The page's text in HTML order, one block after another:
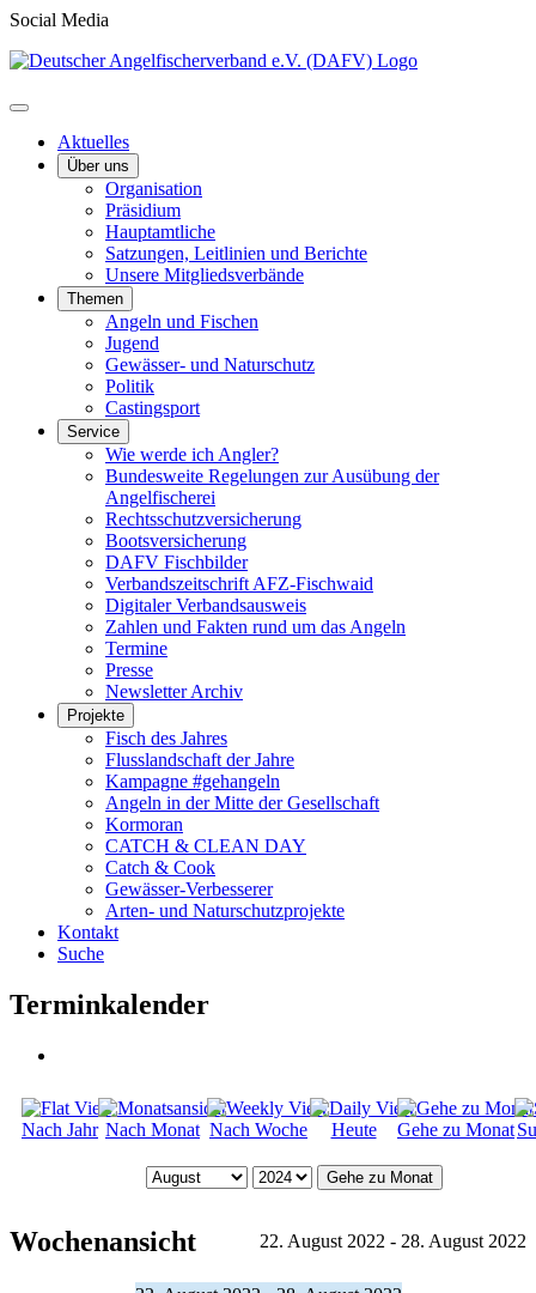
Social Media
Aktuelles
Über uns
Organisation
Präsidium
Hauptamtliche
Satzungen, Leitlinien und Berichte
Unsere Mitgliedsverbände
Themen
Angeln und Fischen
Jugend
Gewässer- und Naturschutz
Politik
Castingsport
Service
Wie werde ich Angler?
Bundesweite Regelungen zur Ausübung der
Angelfischerei
Rechtsschutzversicherung
Bootsversicherung
DAFV Fischbilder
Verbandszeitschrift AFZ-Fischwaid
Digitaler Verbandsausweis
Zahlen und Fakten rund um das Angeln
Termine
Presse
Newsletter Archiv
Projekte
Fisch des Jahres
Flusslandschaft der Jahre
Kampagne #gehangeln
Angeln in der Mitte der Gesellschaft
Kormoran
CATCH & CLEAN DAY
Catch & Cook
Gewässer-Verbesserer
Arten- und Naturschutzprojekte
Kontakt
Suche
Terminkalender
Nach Jahr Nach Monat Nach Woche Heute Gehe zu Monat
Gehe zu Monat
Wochenansicht 22. August 2022 - 28. August 2022